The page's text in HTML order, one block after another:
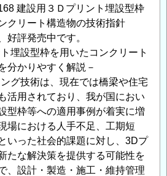
建設用３Ｄプリント埋設型枠
クリート構造物の技術指針
好評発売中です。
埋設型枠を用いたコンクリート
分かりやすく解説－
グ技術は、現在では橋梁や住宅
活用されており、我が国におい
型枠等への適用事例が着実に増
場における人手不足、工期短
いった社会的課題に対し、3Dプ
たな解決策を提供する可能性を
、設計・製造・施工・維持管理